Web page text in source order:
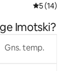
5 ud af 5 i
5 (14)
Imotski?
Gns. temp.